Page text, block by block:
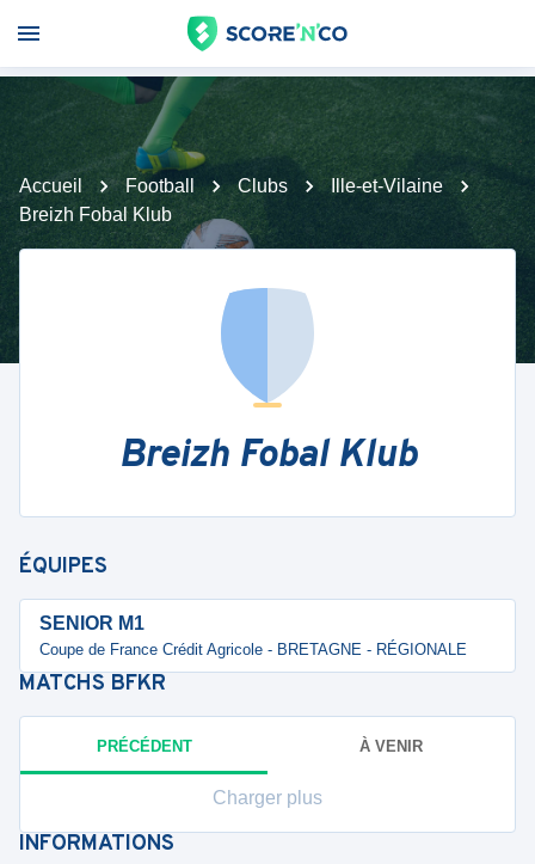
Accueil Football Clubs
Ille-et-Vilaine
Breizh Fobal Klub
Breizh Fobal Klub
ÉQUIPES
SENIOR M1
Coupe de France Crédit Agricole - BRETAGNE - RÉGIONALE
MATCHS BFKR
PRÉCÉDENT À VENIR
Charger plus
INFORMATIONS